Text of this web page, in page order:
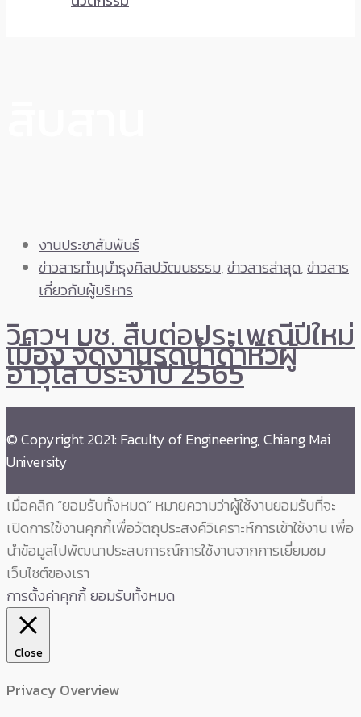
งานประชาสัมพันธ์
ข่าวสารทำนุบำรุงศิลปวัฒนธรรม,ข่าวสารล่าสุด,ข่าวสาร
เกี่ยวกับผู้บริหาร
วิศวฯ มช. สืบต่อประเพณีปีใหม่
เมือง จัดงานรดน้ำดำหัวผู้
อาวุโส ประจำปี 2565
© Copyright 2021: Faculty of Engineering, Chiang Mai
University
เมื่อคลิก “ยอมรับทั้งหมด” หมายความว่าผู้ใช้งานยอมรับที่จะ
เปิดการใช้งานคุกกี้เพื่อวัตถุประสงค์วิเคราะห์การเข้าใช้งาน เพื่อ
นำข้อมูลไปพัฒนาประสบการณ์การใช้งานจากการเยี่ยมชม
เว็บไซต์ของเรา
การตั้งค่าคุกกี้ยอมรับทั้งหมด
Close
Privacy Overview